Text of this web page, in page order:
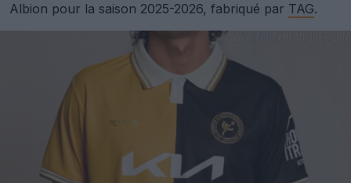
Albion pour la saison 2025-2026, fabriqué par TAG.